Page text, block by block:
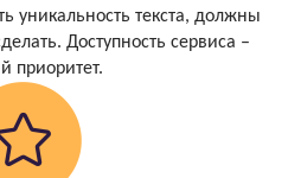
уникальность текста, должны
Доступность сервиса –
приоритет.